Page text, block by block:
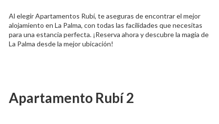
Al elegir Apartamentos Rubí, te aseguras de encontrar el mejor
alojamiento en La Palma, con todas las facilidades que necesitas
para una estancia perfecta. ¡Reserva ahora y descubre la magia de
La Palma desde la mejor ubicación!
Apartamento Rubí 2